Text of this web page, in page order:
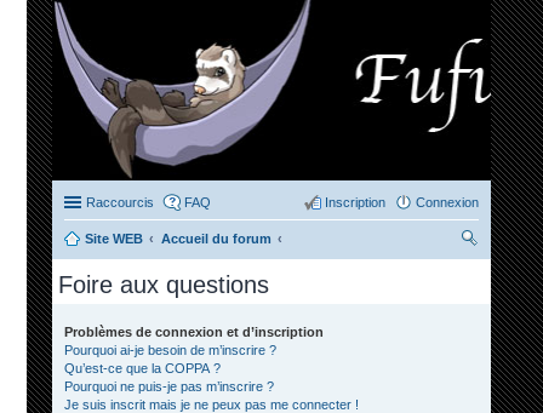
Raccourcis FAQ Connexion
Inscription
Site WEB
Accueil du forum
Foire aux questions
Problèmes de connexion et d’inscription
Pourquoi ai-je besoin de m’inscrire ?
Qu’est-ce que la COPPA ?
Pourquoi ne puis-je pas m’inscrire ?
Je suis inscrit mais je ne peux pas me connecter !